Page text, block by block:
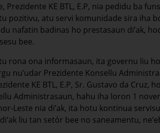
Prezidente KE BTL, E.P, nia pedidu ba
pozitivu, atu servi komunidade sira iha
nafatin badinas ho prestasaun di’ak,
bee.
rona ona informasaun, ita governu liu
nu’udar Prezidente Konsellu
KE BTL, E.P, Sr. Gustavo da Cruz,
Administrasaun, hahu iha loron 1
Leste nia di’ak, ita hotu kontinua
liu tan setór bee no saneamentu,